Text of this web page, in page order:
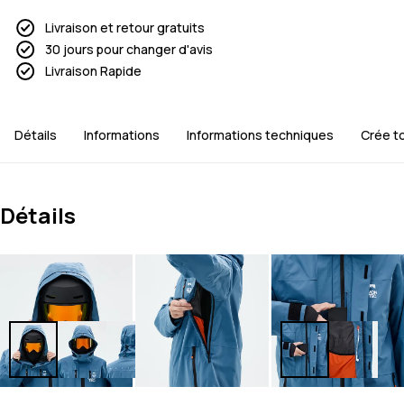
Livraison et retour gratuits
30 jours pour changer d'avis
Livraison Rapide
Détails Informations Informations techniques Crée
Détails